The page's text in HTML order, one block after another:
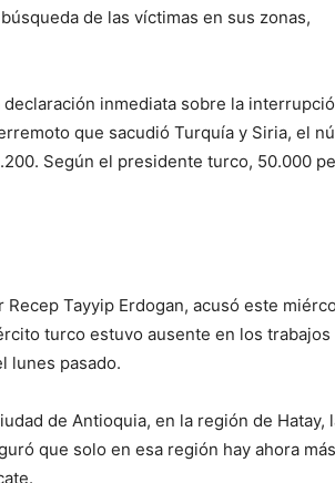
de las víctimas en sus zonas,
inmediata sobre la
que sacudió Turquía y Siria, el
Según el presidente turco, 50.000
Tayyip Erdogan, acusó este
turco estuvo ausente en los
lunes pasado.
de Antioquia, en la región de Hatay,
que solo en esa región hay ahora